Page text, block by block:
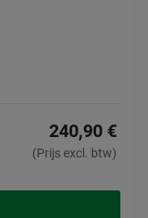
240,90 €
(Prijs excl. btw)